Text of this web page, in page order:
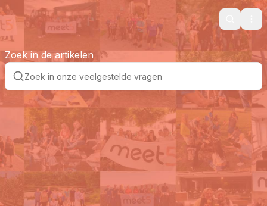
Search
Zoek in de artikelen